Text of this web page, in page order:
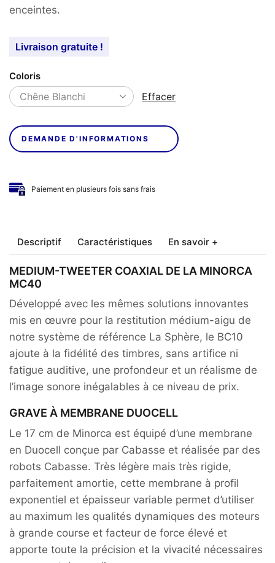
enceintes.
Livraison gratuite !
Coloris
Effacer
DEMANDE D'INFORMATIONS
Paiement en plusieurs fois sans frais
Descriptif Caractéristiques En savoir +
MEDIUM-TWEETER COAXIAL DE LA MINORCA
MC40
Développé avec les mêmes solutions innovantes
mis en œuvre pour la restitution médium-aigu de
notre système de référence La Sphère, le BC10
ajoute à la fidélité des timbres, sans artifice ni
fatigue auditive, une profondeur et un réalisme de
l’image sonore inégalables à ce niveau de prix.
GRAVE À MEMBRANE DUOCELL
Le 17 cm de Minorca est équipé d’une membrane
en Duocell conçue par Cabasse et réalisée par des
robots Cabasse. Très légère mais très rigide,
parfaitement amortie, cette membrane à profil
exponentiel et épaisseur variable permet d’utiliser
au maximum les qualités dynamiques des moteurs
à grande course et facteur de force élevé et
apporte toute la précision et la vivacité nécessaires